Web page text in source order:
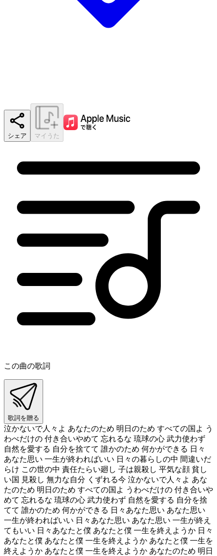
シェア マイうた
この曲の歌詞
歌詞を贈る
泣かないで人々よ あなたのため 明日のため すべての国よ う
わべだけの 付き合いやめて 忘れるな 琉球の心 武力使わず
自然を愛する 自分を捨てて 誰かのため 何かができる 日々
あなた思い 一生が終わればいい 日々の暮らしの中 間違いだ
らけ この世の中 責任たらい廻し 子は親殺し 平気な顔 貧し
い国 見殺し 無力な自分 くずれる今 泣かないで人々よ あな
たのため 明日のため すべての国よ うわべだけの 付き合いや
めて 忘れるな 琉球の心 武力使わず 自然を愛する 自分を捨
てて 誰かのため 何かができる 日々あなた思い あなた思い
一生が終わればいい 日々あなた思い あなた思い 一生が終え
てもいい 日々あなたと僕 あなたと僕 一生を終えようか 日々
あなたと僕 あなたと僕 一生を終えようか あなたと僕 一生を
終えようか あなたと僕 一生を終えようか あなたのため 明日